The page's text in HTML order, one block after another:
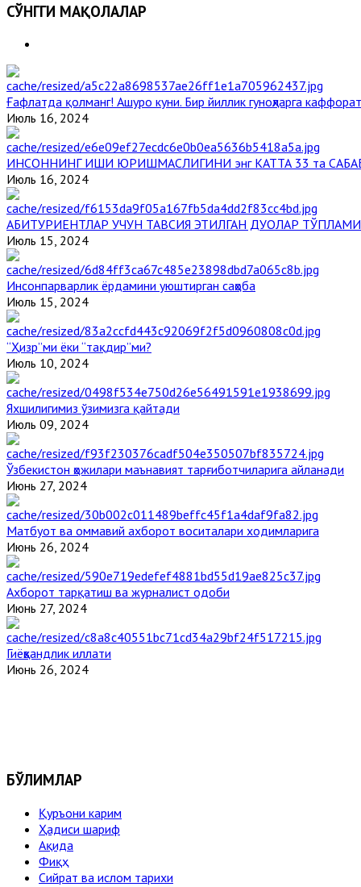
СЎНГГИ МАҚОЛАЛАР
Ғафлатда қолманг! Ашуро куни. Бир йиллик гуноҳларга
Июль 16, 2024
ИНСОННИНГ ИШИ ЮРИШМАСЛИГИНИ энг КАТТА 33 та
Июль 16, 2024
АБИТУРИЕНТЛАР УЧУН ТАВСИЯ ЭТИЛГАН ДУОЛАР ТЎПЛАМИ
Июль 15, 2024
Инсонпарварлик ёрдамини уюштирган саҳоба
Июль 15, 2024
“Ҳизр”ми ёки “тақдир”ми?
Июль 10, 2024
Яхшилигимиз ўзимизга қайтади
Июль 09, 2024
Ўзбекистон ҳожилари маънавият тарғиботчиларига айланади
Июнь 27, 2024
Матбуот ва оммавий ахборот воситалари ходимларига
Июнь 26, 2024
Ахборот тарқатиш ва журналист одоби
Июнь 27, 2024
Гиёҳвандлик иллати
Июнь 26, 2024
БЎЛИМЛАР
Қуръони карим
Ҳадиси шариф
Ақида
Фиқҳ
Сийрат ва ислом тарихи